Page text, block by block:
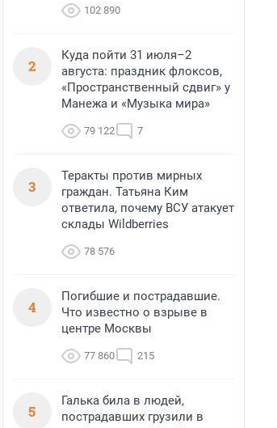
102 890
2
Куда пойти 31 июля–2
августа: праздник флоксов,
«Пространственный сдвиг» у
Манежа и «Музыка мира»
79 122 7
3
Теракты против мирных
граждан. Татьяна Ким
ответила, почему ВСУ атакует
склады Wildberries
78 576
4
Погибшие и пострадавшие.
Что известно о взрыве в
центре Москвы
77 860 215
5
Галька била в людей,
пострадавших грузили в